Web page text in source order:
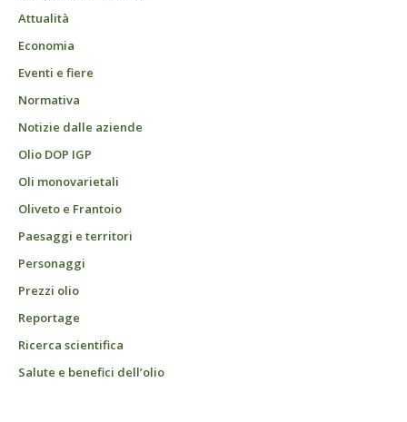
Attualità
Economia
Eventi e fiere
Normativa
Notizie dalle aziende
Olio DOP IGP
Oli monovarietali
Oliveto e Frantoio
Paesaggi e territori
Personaggi
Prezzi olio
Reportage
Ricerca scientifica
Salute e benefici dell’olio